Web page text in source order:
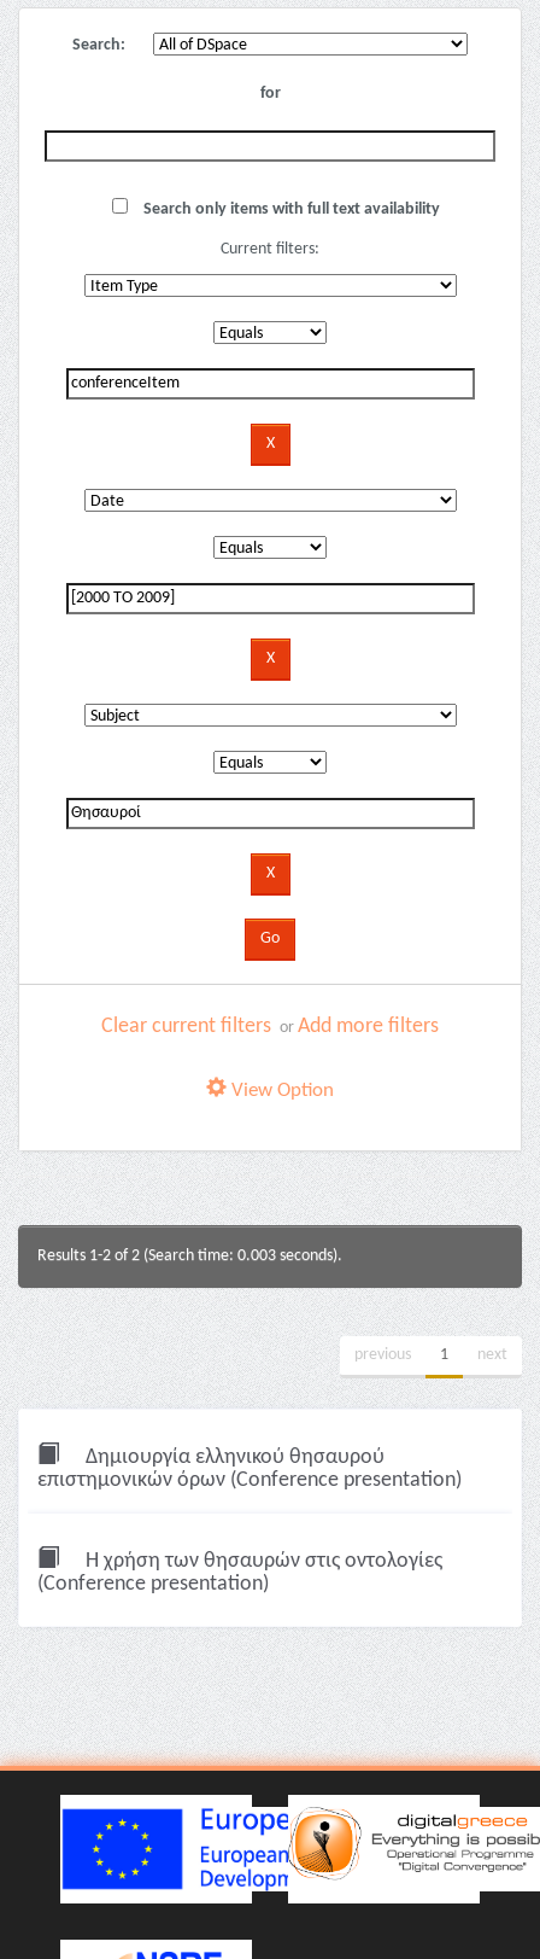
Search:
for
Search only items with full text availability
Current filters:
Clear current filters or Add more filters
View Option
Results 1-2 of 2 (Search time: 0.003 seconds).
previous 1 next
Δημιουργία ελληνικού θησαυρού
επιστημονικών όρων (Conference presentation)
Η χρήση των θησαυρών στις οντολογίες
(Conference presentation)